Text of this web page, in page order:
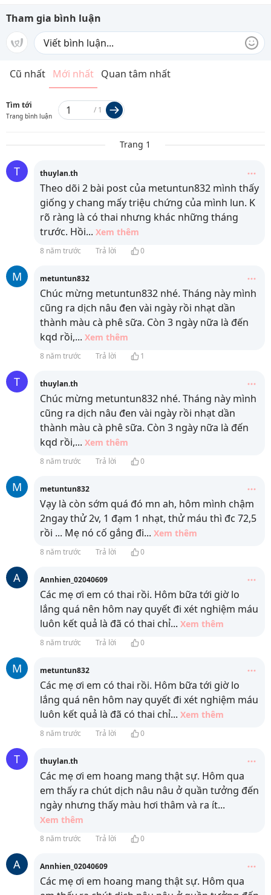
Tham gia bình luận
Cũ nhất Mới nhất Quan tâm nhất
Tìm tới
Trang bình luận
/ 1
Trang 1
T thuylan.th
Theo dõi 2 bài post của metuntun832 mình thấy
giống y chang mấy triệu chứng của mình lun. K
rõ ràng là có thai nhưng khác những tháng
trước. Hồi... Xem thêm
8 năm trước Trả lời 0
M metuntun832
Chúc mừng metuntun832 nhé. Tháng này mình
cũng ra dịch nâu đen vài ngày rồi nhạt dần
thành màu cà phê sữa. Còn 3 ngày nữa là đến
kqd rồi,... Xem thêm
8 năm trước Trả lời 1
T thuylan.th
Chúc mừng metuntun832 nhé. Tháng này mình
cũng ra dịch nâu đen vài ngày rồi nhạt dần
thành màu cà phê sữa. Còn 3 ngày nữa là đến
kqd rồi,... Xem thêm
8 năm trước Trả lời 0
M metuntun832
Vạy là còn sớm quá đó mn ah, hôm mình chậm
2ngay thử 2v, 1 đạm 1 nhạt, thử máu thì đc 72,5
rồi ... Mẹ nó cố gắng đi... Xem thêm
8 năm trước Trả lời 0
A Annhien_02040609
Các mẹ ơi em có thai rồi. Hôm bữa tới giờ lo
lắng quá nên hôm nay quyết đi xét nghiệm máu
luôn kết quả là đã có thai chỉ... Xem thêm
8 năm trước Trả lời 0
M metuntun832
Các mẹ ơi em có thai rồi. Hôm bữa tới giờ lo
lắng quá nên hôm nay quyết đi xét nghiệm máu
luôn kết quả là đã có thai chỉ... Xem thêm
8 năm trước Trả lời 0
T thuylan.th
Các mẹ ơi em hoang mang thật sự. Hôm qua
em thấy ra chút dịch nâu nâu ở quần tưởng đến
ngày nhưng thấy màu hơi thâm và ra ít...
Xem thêm
8 năm trước Trả lời 0
A Annhien_02040609
Các mẹ ơi em hoang mang thật sự. Hôm qua